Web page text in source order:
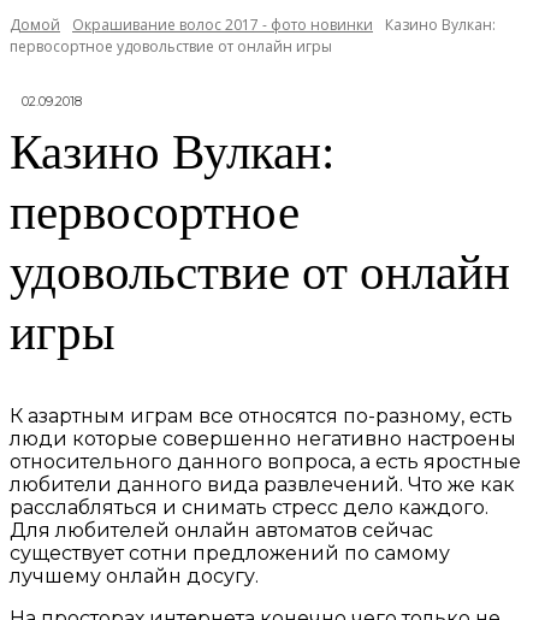
Домой Окрашивание волос 2017 - фото новинки
Казино Вулкан:
первосортное удовольствие от онлайн игры
02.09.2018
Казино Вулкан:
первосортное
удовольствие от онлайн
игры
К азартным играм все относятся по-разному, есть
люди которые совершенно негативно настроены
относительного данного вопроса, а есть яростные
любители данного вида развлечений. Что же как
расслабляться и снимать стресс дело каждого.
Для любителей онлайн автоматов сейчас
существует сотни предложений по самому
лучшему онлайн досугу.